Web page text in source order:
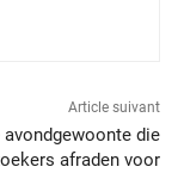
Article suivant
avondgewoonte die
afraden voor